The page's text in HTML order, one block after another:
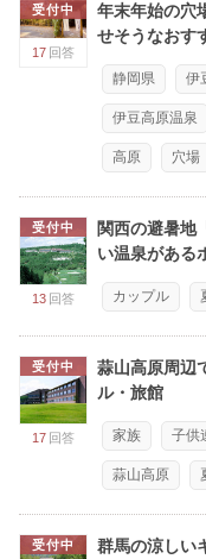
受付中
17 回答
年末年始の穴
せそうなおす
静岡県 伊
伊豆高原温泉
高原 穴場
受付中
13 回答
関西の避暑地
い温泉がある
カップル
受付中
17 回答
蒜山高原周辺
ル・旅館
家族 子供
蒜山高原
受付中 群馬の涼しい